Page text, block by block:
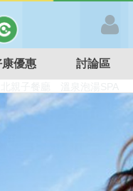
康優惠 討論區
溫泉泡湯SPA